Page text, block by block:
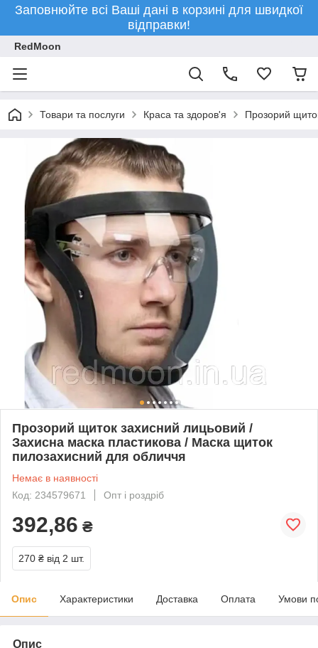
Заповнюйте всі Ваші дані в корзині для швидкої
відправки!
RedMoon
Товари та послуги Краса та здоров'я Прозорий
Прозорий щиток захисний лицьовий /
Захисна маска пластикова / Маска щиток
пилозахисний для обличчя
Немає в наявності
Код: 234579671
Опт і роздріб
392,86 ₴
270 ₴ від 2 шт.
Опис Характеристики Доставка Оплата Умови
Опис